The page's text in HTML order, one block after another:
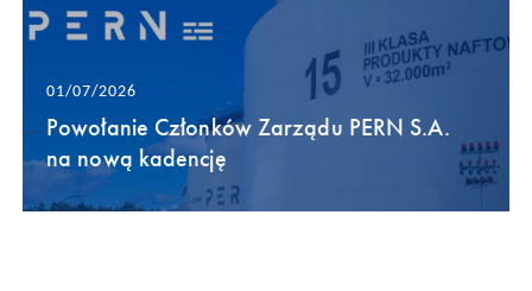
01/07/2026
Powołanie Członków Zarządu PERN S.A.
na nową kadencję